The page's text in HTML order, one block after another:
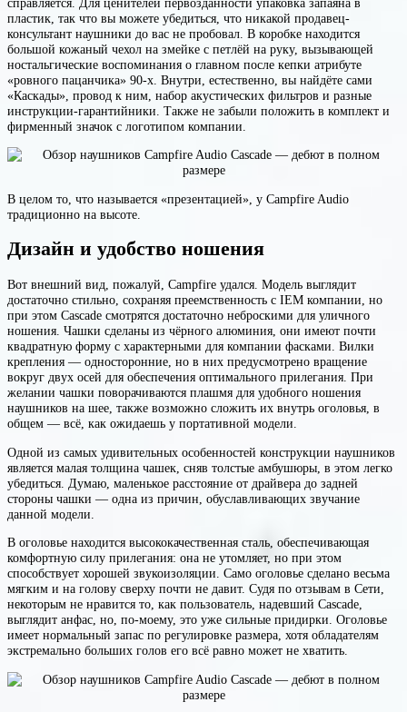
пластик, так что вы можете убедиться, что никакой продавец-
консультант наушники до вас не пробовал. В коробке находится
большой кожаный чехол на змейке с петлёй на руку, вызывающей
ностальгические воспоминания о главном после кепки атрибуте
«ровного пацанчика» 90-х. Внутри, естественно, вы найдёте сами
«Каскады», провод к ним, набор акустических фильтров и разные
инструкции-гарантийники. Также не забыли положить в комплект и
фирменный значок с логотипом компании.
В целом то, что называется «презентацией», у Campfire Audio
традиционно на высоте.
Дизайн и удобство ношения
Вот внешний вид, пожалуй, Campfire удался. Модель выглядит
достаточно стильно, сохраняя преемственность с IEM компании, но
при этом Cascade смотрятся достаточно неброскими для уличного
ношения. Чашки сделаны из чёрного алюминия, они имеют почти
квадратную форму с характерными для компании фасками. Вилки
крепления — односторонние, но в них предусмотрено вращение
вокруг двух осей для обеспечения оптимального прилегания. При
желании чашки поворачиваются плашмя для удобного ношения
наушников на шее, также возможно сложить их внутрь оголовья, в
общем — всё, как ожидаешь у портативной модели.
Одной из самых удивительных особенностей конструкции наушников
является малая толщина чашек, сняв толстые амбушюры, в этом легко
убедиться. Думаю, маленькое расстояние от драйвера до задней
стороны чашки — одна из причин, обуславливающих звучание
данной модели.
В оголовье находится высококачественная сталь, обеспечивающая
комфортную силу прилегания: она не утомляет, но при этом
способствует хорошей звукоизоляции. Само оголовье сделано весьма
мягким и на голову сверху почти не давит. Судя по отзывам в Сети,
некоторым не нравится то, как пользователь, надевший Cascade,
выглядит анфас, но, по-моему, это уже сильные придирки. Оголовье
имеет нормальный запас по регулировке размера, хотя обладателям
экстремально больших голов его всё равно может не хватить.